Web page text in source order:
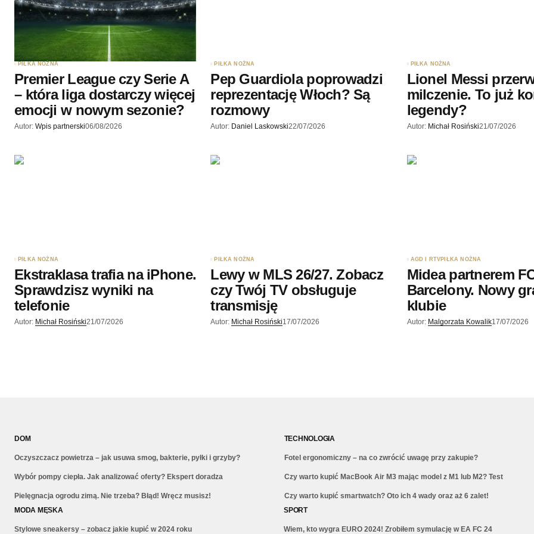
podczas pisania kolejnych komentarzy.
Wyślij komentarz
PIŁKA NOŻNA
Premier League czy Serie A
– która liga dostarczy więcej
emocji w nowym sezonie?
Autor: Wpis partnerski06/08/2026
PIŁKA NOŻNA
Pep Guardiola poprowadzi
reprezentację Włoch? Są
rozmowy
Autor: Daniel Laskowski22/07/2026
PIŁKA NOŻNA
Lionel Messi
milczenie. To już
legendy?
Autor: Michał Rosiński21/07/2026
PIŁKA NOŻNA
Ekstraklasa trafia na iPhone.
Sprawdzisz wyniki na
telefonie
Autor: Michał Rosiński21/07/2026
PIŁKA NOŻNA
Lewy w MLS 26/27. Zobacz
czy Twój TV obsługuje
transmisję
Autor: Michał Rosiński17/07/2026
AGD I RTV PIŁKA NOŻNA
Midea partnerem
Barcelony. Nowy
klubie
Autor: Malgorzata Kowalik17/07/2026
DOM
Oczyszczacz powietrza – jak usuwa smog, bakterie, pyłki i grzyby?
Wybór pompy ciepła. Jak analizować oferty? Ekspert doradza
Pielęgnacja ogrodu zimą. Nie trzeba? Błąd! Wręcz musisz!
TECHNOLOGIA
Fotel ergonomiczny – na co zwrócić uwagę przy zakupie?
Czy warto kupić MacBook Air M3 mając model z M1 lub M2? Test
Czy warto kupić smartwatch? Oto ich 4 wady oraz aż 6 zalet!
MODA MĘSKA
Stylowe sneakersy – zobacz jakie kupić w 2024 roku
SPORT
Wiem, kto wygra EURO 2024! Zrobiłem symulację w EA FC 24